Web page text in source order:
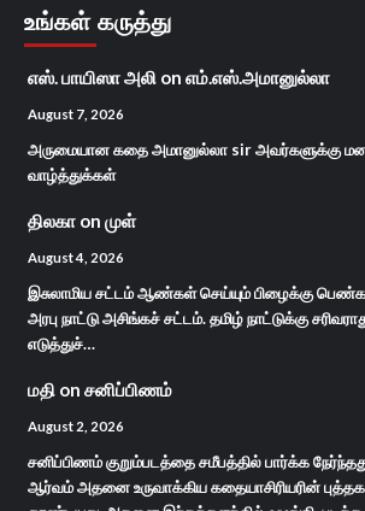
உங்கள் கருத்து
எஸ். பாயிஸா அலி on எம்.எஸ்.அமானுல்லா
August 7, 2026
அருமையான கதை அமானுல்லா sir அவர்களுக்கு
வாழ்த்துக்கள்
திலகா on முள்
August 4, 2026
இசுலாமிய சட்டம் ஆண்கள் செய்யும் பிழைக்கு
அரபு நாட்டு அசிங்கச் சட்டம். தமிழ் நாட்டுக்கு
எடுத்துச்…
மதி on சனிப்பிணம்
August 2, 2026
சனிப்பிணம் குறும்படத்தை சமீபத்தில் பார்க்க
ஆர்வம் அதனை உருவாக்கிய கதையாசிரியரின்